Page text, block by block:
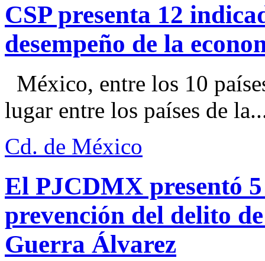
CSP presenta 12
desempeño de la
México, entre los 10
lugar entre los países de
Cd. de México
El PJCDMX presentó
prevención del delito
Guerra Álvarez